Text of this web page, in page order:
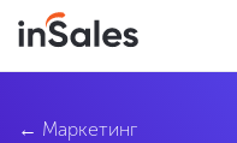
Маркетинг